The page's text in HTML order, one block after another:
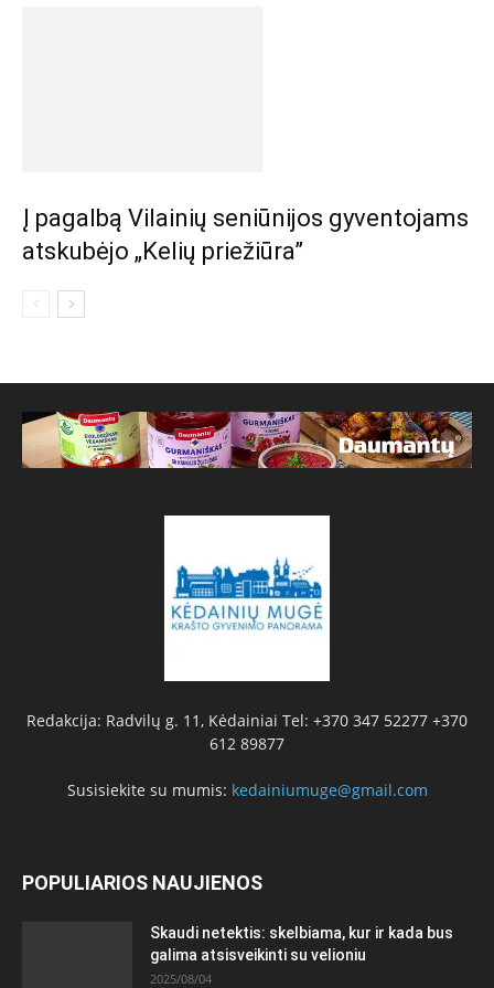
Į pagalbą Vilainių seniūnijos gyventojams
atskubėjo „Kelių priežiūra”
Redakcija: Radvilų g. 11, Kėdainiai Tel: +370 347 52277 +370
612 89877
Susisiekite su mumis: kedainiumuge@gmail.com
POPULIARIOS NAUJIENOS
Skaudi netektis: skelbiama, kur ir kada bus
galima atsisveikinti su velioniu
2025/08/04